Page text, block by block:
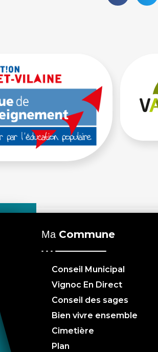
Ma Commune
Conseil Municipal
Vignoc En Direct
Conseil des sages
Bien vivre ensemble
Cimetière
Plan